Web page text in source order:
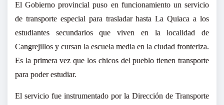
El Gobierno provincial puso en funcionamiento un servicio
de transporte especial para trasladar hasta La Quiaca a los
estudiantes secundarios que viven en la localidad de
Cangrejillos y cursan la escuela media en la ciudad fronteriza.
Es la primera vez que los chicos del pueblo tienen transporte
para poder estudiar.
El servicio fue instrumentado por la Dirección de Transporte